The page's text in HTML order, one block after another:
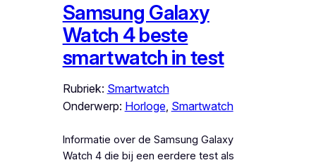
Samsung Galaxy
Watch 4 beste
smartwatch in test
Rubriek: Smartwatch
Onderwerp: Horloge, Smartwatch
Informatie over de Samsung Galaxy
Watch 4 die bij een eerdere test als